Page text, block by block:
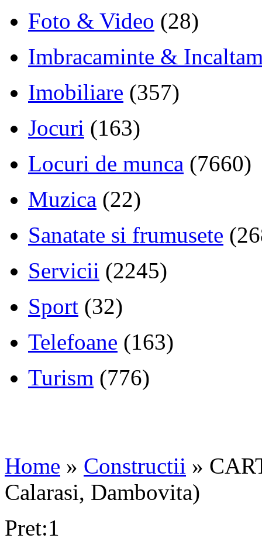
Foto & Video (28)
Imbracaminte &
Imobiliare (357)
Jocuri (163)
Locuri de munca (7660)
Muzica (22)
Sanatate si frumusete
Servicii (2245)
Sport (32)
Telefoane (163)
Turism (776)
Home » Constructii »
Calarasi, Dambovita)
Pret:1